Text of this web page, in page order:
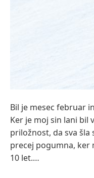
Bil je mesec februar
Ker je moj sin lani bil
priložnost, da sva šla
precej pogumna, ker
10 let.…